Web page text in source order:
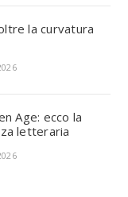
la curvatura
Age: ecco la
letteraria